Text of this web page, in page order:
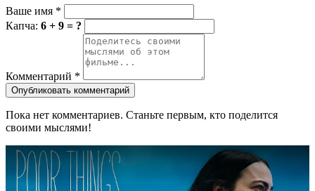
Ваше имя *
Капча: 6 + 9 = ?
Комментарий *
Опубликовать комментарий
Пока нет комментариев. Станьте первым, кто поделится
своими мыслями!